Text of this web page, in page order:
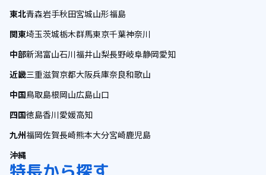
東北青森岩手秋田宮城山形福島
関東埼玉茨城栃木群馬東京千葉神奈川
中部新潟富山石川福井山梨長野岐阜静岡愛知
近畿三重滋賀京都大阪兵庫奈良和歌山
中国鳥取島根岡山広島山口
四国徳島香川愛媛高知
九州福岡佐賀長崎熊本大分宮崎鹿児島
沖縄